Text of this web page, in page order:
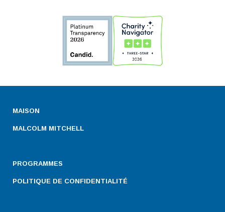
MAISON
MALCOLM MITCHELL
PROGRAMMES
POLITIQUE DE CONFIDENTIALITÉ